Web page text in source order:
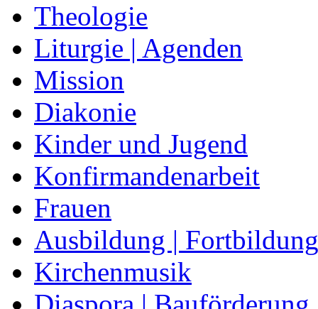
Theologie
Liturgie | Agenden
Mission
Diakonie
Kinder und Jugend
Konfirmandenarbeit
Frauen
Ausbildung | Fortbildung
Kirchenmusik